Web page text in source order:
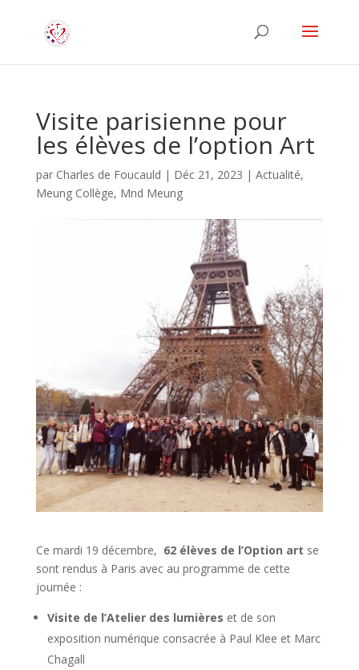
Visite parisienne pour
les élèves de l’option Art
par Charles de Foucauld | Déc 21, 2023 | Actualité,
Meung Collège, Mnd Meung
Ce mardi 19 décembre, 62 élèves de l’Option art se
sont rendus à Paris avec au programme de cette
journée :
Visite de l’Atelier des lumières et de son
exposition numérique consacrée à Paul Klee et Marc
Chagall